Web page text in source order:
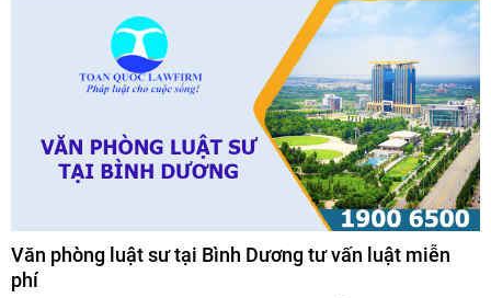
Văn phòng luật sư tại Bình Dương tư vấn luật miễn
phí